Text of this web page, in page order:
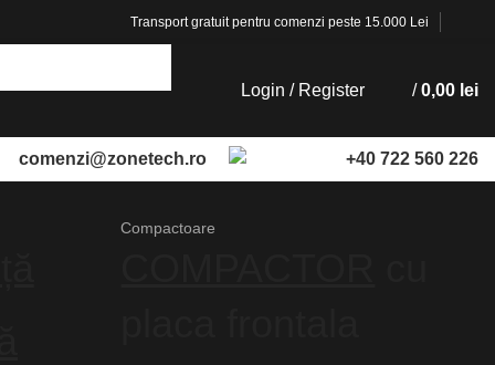
Transport gratuit pentru comenzi peste 15.000 Lei
Login / Register / 0,00 lei
comenzi@zonetech.ro +40 722 560 226
Compactoare